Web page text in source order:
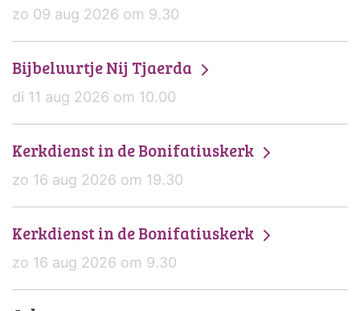
zo 09 aug 2026 om 9.30
Bijbeluurtje Nij Tjaerda
di 11 aug 2026 om 10.00
Kerkdienst in de Bonifatiuskerk
zo 16 aug 2026 om 19.30
Kerkdienst in de Bonifatiuskerk
zo 16 aug 2026 om 9.30